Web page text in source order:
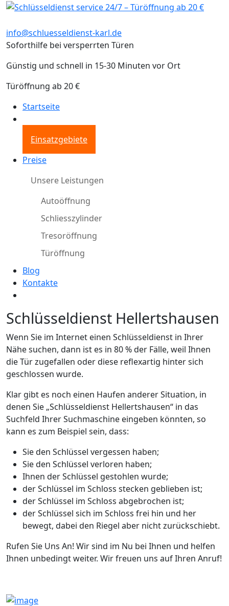
info@schluesseldienst-karl.de
Soforthilfe bei versperrten Türen
Günstig und schnell in 15-30 Minuten vor Ort
Türöffnung ab 20 €
Startseite
Einsatzgebiete
Preise
Unsere Leistungen
Autoöffnung
Schliesszylinder
Tresoröffnung
Türöffnung
Blog
Kontakte
Schlüsseldienst Hellertshausen
Wenn Sie im Internet einen Schlüsseldienst in Ihrer
Nähe suchen, dann ist es in 80 % der Fälle, weil Ihnen
die Tür zugefallen oder diese reflexartig hinter sich
geschlossen wurde.
Klar gibt es noch einen Haufen anderer Situation, in
denen Sie „Schlüsseldienst Hellertshausen“ in das
Suchfeld Ihrer Suchmaschine eingeben könnten, so
kann es zum Beispiel sein, dass:
Sie den Schlüssel vergessen haben;
Sie den Schlüssel verloren haben;
Ihnen der Schlüssel gestohlen wurde;
der Schlüssel im Schloss stecken geblieben ist;
der Schlüssel im Schloss abgebrochen ist;
der Schlüssel sich im Schloss frei hin und her
bewegt, dabei den Riegel aber nicht zurückschiebt.
Rufen Sie Uns An! Wir sind im Nu bei Ihnen und helfen
Ihnen unbedingt weiter. Wir freuen uns auf Ihren Anruf!